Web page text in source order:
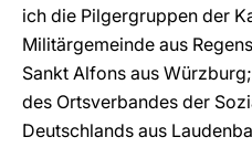
ich die Pilgergruppen der
Militärgemeinde aus
Sankt Alfons aus
des Ortsverbandes der
Deutschlands aus